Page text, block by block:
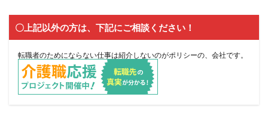
〇上記以外の方は、下記にご相談ください！
転職者のためにならない仕事は紹介しないのがポリシーの、会社です。